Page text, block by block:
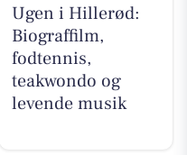
Ugen i Hillerød:
Biograffilm,
fodtennis,
teakwondo og
levende musik